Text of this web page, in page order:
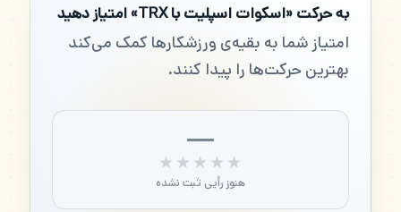
به حرکت «اسکوات اسپلیت با TRX» امتیاز دهید
امتیاز شما به بقیه‌ی ورزشکارها کمک می‌کند
بهترین حرکت‌ها را پیدا کنند.
—
★★★★★
هنوز رأیی ثبت نشده